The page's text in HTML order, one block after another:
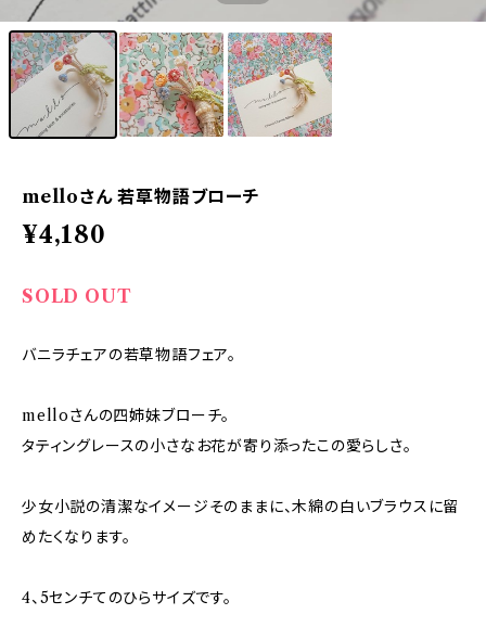
melloさん 若草物語ブローチ
¥4,180
SOLD OUT
バニラチェアの若草物語フェア。
melloさんの四姉妹ブローチ。
タティングレースの小さなお花が寄り添ったこの愛らしさ。
少女小説の清潔なイメージそのままに、木綿の白いブラウスに留
めたくなります。
4、5センチてのひらサイズです。